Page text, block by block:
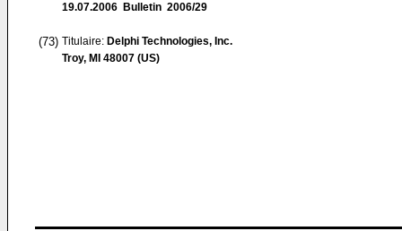
19.07.2006 Bulletin 2006/29
(73) Titulaire: Delphi Technologies, Inc.
Troy, MI 48007 (US)